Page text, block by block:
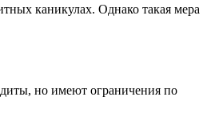
каникулах. Однако такая мера
но имеют ограничения по